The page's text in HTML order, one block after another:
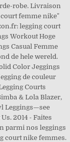
robe. Livraison
court femme nike"
legging court
Workout Hoge
Casual Femme
de hele wereld.
Color Jeggings
de couleur
Courts
& Lola Blazer,
Leggings—see
2014 - Faites
parmi nos leggings
court nike femmes.